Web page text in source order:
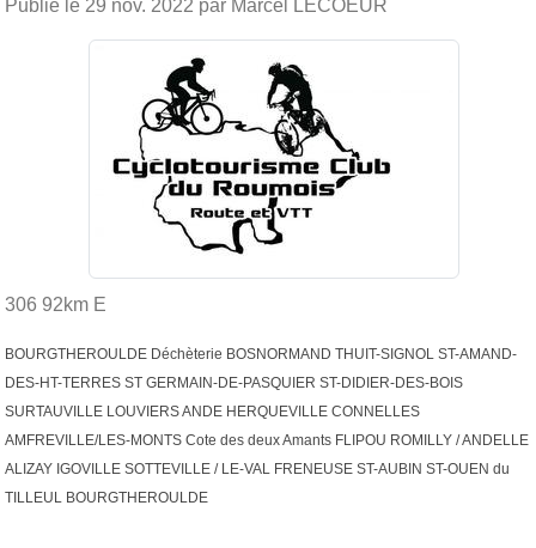
Publié le 29 nov. 2022 par Marcel LECOEUR
306 92km E
BOURGTHEROULDE Déchèterie BOSNORMAND THUIT-SIGNOL ST-AMAND-
DES-HT-TERRES ST GERMAIN-DE-PASQUIER ST-DIDIER-DES-BOIS
SURTAUVILLE LOUVIERS ANDE HERQUEVILLE CONNELLES
AMFREVILLE/LES-MONTS Cote des deux Amants FLIPOU ROMILLY / ANDELLE
ALIZAY IGOVILLE SOTTEVILLE / LE-VAL FRENEUSE ST-AUBIN ST-OUEN du
TILLEUL BOURGTHEROULDE